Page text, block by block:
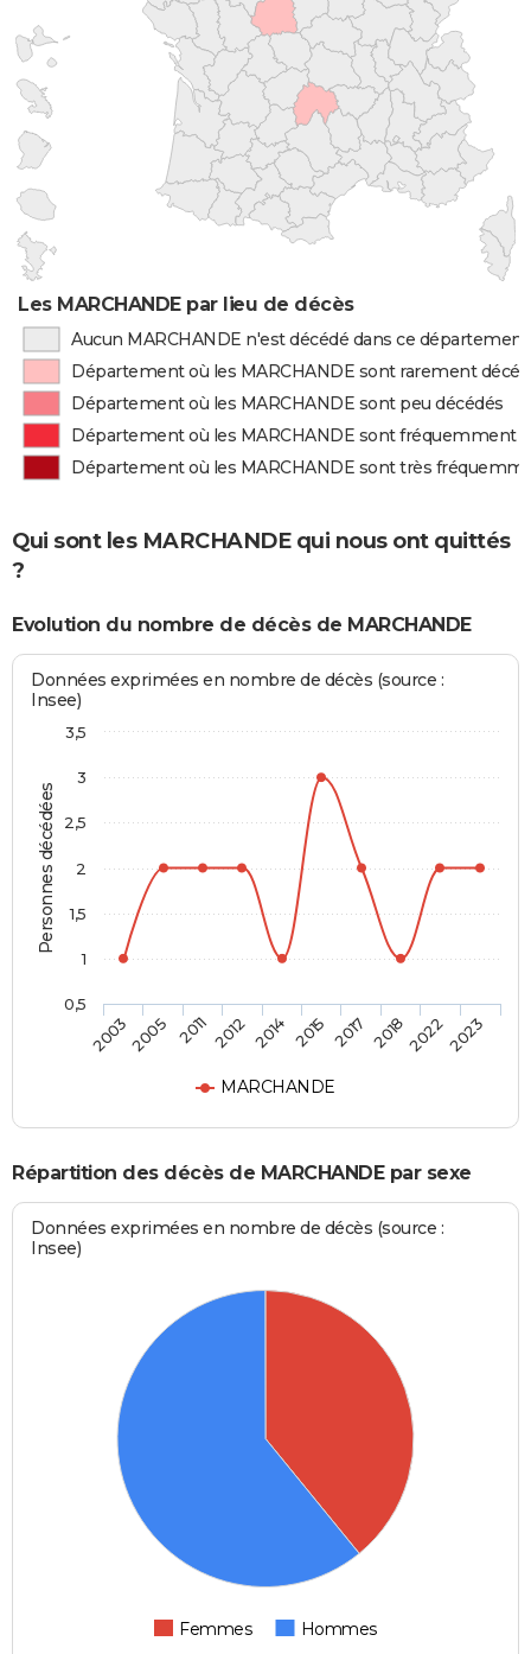
Les MARCHANDE par lieu de décès
Aucun MARCHANDE n'est décédé dans ce département
Département où les MARCHANDE sont rarement
Département où les MARCHANDE sont peu décédés
Département où les MARCHANDE sont fréquemment
Département où les MARCHANDE sont très
Qui sont les MARCHANDE qui nous ont quittés
?
Evolution du nombre de décès de MARCHANDE
Personnes décédées
Données exprimées en nombre de décès (source :
Insee)
MARCHANDE
20032005 2011 2012 2014 2015 2017 201820222023
0,5
1
1,5
2
2,5
3
3,5
Répartition des décès de MARCHANDE par sexe
Données exprimées en nombre de décès (source :
Insee)
Femmes Hommes